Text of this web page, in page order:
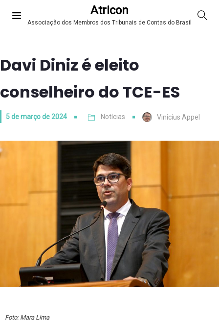
Atricon
Associação dos Membros dos Tribunais de Contas do Brasil
Davi Diniz é eleito
conselheiro do TCE-ES
5 de março de 2024 Notícias Vinicius Appel
Foto: Mara Lima